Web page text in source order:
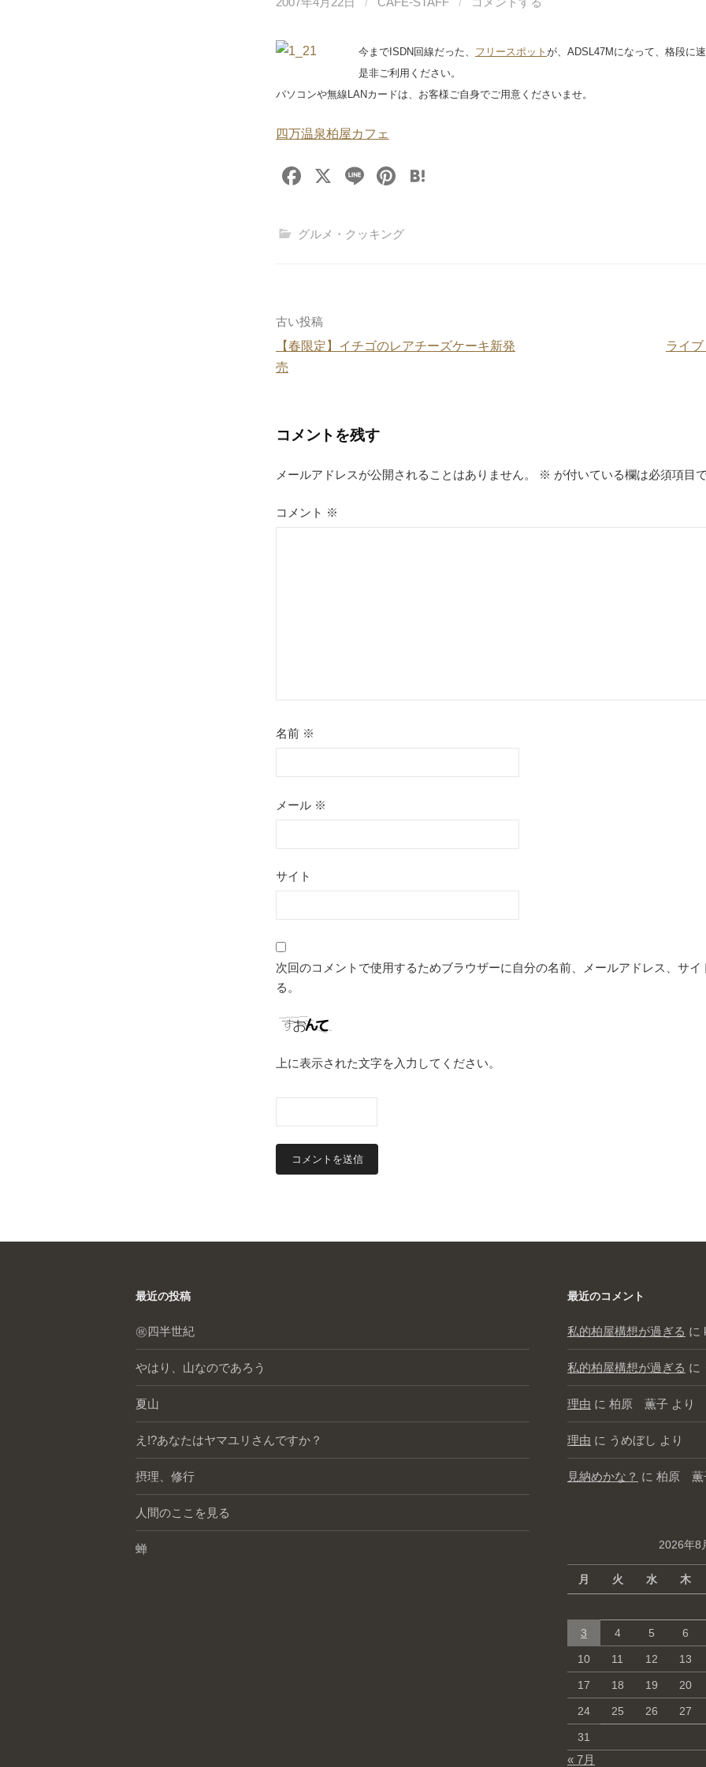
今までISDN回線だった、 フリースポット が、ADSL47Mになって、格段に
是非ご利用ください。
パソコンや無線LANカードは、お客様ご自身でご用意くださいませ。
四万温泉柏屋カフェ
F
c
o
k
X
Li
e
Pi
er
グルメ・クッキング
投
稿
ー
シ
古い投稿
【春限定】イチゴのレアチーズケーキ新発
売
ライ
コメントを残す
メールアドレスが公開されることはありません。 ※ が付いている欄は必須項目
コメント ※
名前 ※
メール ※
サイト
次回のコメントで使用するためブラウザーに自分の名前、メールアドレス、サイ
る。
上に表示された文字を入力してください。
最近の投稿
㊗️四半世紀
やはり、山なのであろう
夏山
え!?あなたはヤマユリさんですか？
摂理、修行
人間のここを見る
蝉
最近のコメント
私的柏屋構想が過ぎる に
私的柏屋構想が過ぎる に
理由 に 柏原 薫子 より
理由 に うめぼし より
見納めかな？ に 柏原 薫
2026年8
月 火 水 木
3 4 5 6
10 11 12 13
17 18 19 20
24 25 26 27
31
« 7月